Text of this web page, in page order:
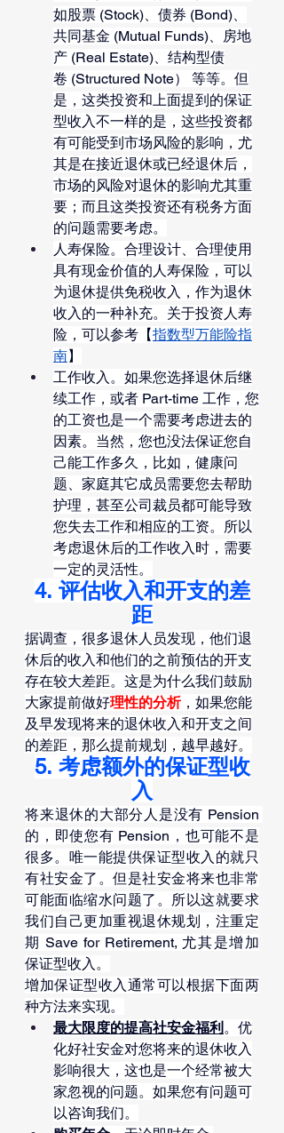
如股票 (Stock)、债券 (Bond)、
共同基金 (Mutual Funds)、房地
产 (Real Estate)、结构型债
卷 (Structured Note） 等等。但
是，这类投资和上面提到的保证
型收入不一样的是，这些投资都
有可能受到市场风险的影响，尤
其是在接近退休或已经退休后，
市场的风险对退休的影响尤其重
要；而且这类投资还有税务方面
的问题需要考虑。
人寿保险。合理设计、合理使用
具有现金价值的人寿保险，可以
为退休提供免税收入，作为退休
收入的一种补充。关于投资人寿
险，可以参考【指数型万能险指
南】
工作收入。如果您选择退休后继
续工作，或者 Part-time 工作，您
的工资也是一个需要考虑进去的
因素。当然，您也没法保证您自
己能工作多久，比如，健康问
题、家庭其它成员需要您去帮助
护理，甚至公司裁员都可能导致
您失去工作和相应的工资。所以
考虑退休后的工作收入时，需要
一定的灵活性。
4. 评估收入和开支的差
距
据调查，很多退休人员发现，他们退
休后的收入和他们的之前预估的开支
存在较大差距。这是为什么我们鼓励
大家提前做好理性的分析 ，如果您能
及早发现将来的退休收入和开支之间
的差距，那么提前规划，越早越好。
5. 考虑额外的保证型收
入
将来退休的大部分人是没有 Pension
的，即使您有 Pension，也可能不是
很多。唯一能提供保证型收入的就只
有社安金了。但是社安金将来也非常
可能面临缩水问题了。所以这就要求
我们自己更加重视退休规划，注重定
期 Save for Retirement, 尤其是增加
保证型收入。
增加保证型收入通常可以根据下面两
种方法来实现。
最大限度的提高社安金福利 。优
化好社安金对您将来的退休收入
影响很大，这也是一个经常被大
家忽视的问题。如果您有问题可
以咨询我们。